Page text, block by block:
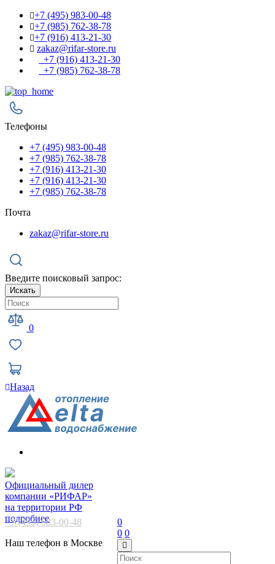
+7 (495) 983-00-48
+7 (985) 762-38-78
+7 (916) 413-21-30
zakaz@rifar-store.ru
+7 (916) 413-21-30
+7 (985) 762-38-78
Телефоны
+7 (495) 983-00-48
+7 (985) 762-38-78
+7 (916) 413-21-30
+7 (916) 413-21-30
+7 (985) 762-38-78
Почта
zakaz@rifar-store.ru
Введите поисковый запрос:
Искать
0
Назад
Официальный дилер
компании «РИФАР»
на территории РФ
подробнее
+7 (495) 983-00-48
Наш телефон в Москве
0
0 0